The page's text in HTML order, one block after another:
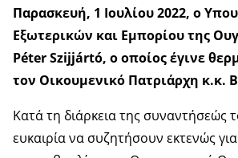
Παρασκευή, 1 Ιουλίου 2022, ο
Εξωτερικών και Εμπορίου της
Péter Szijjártó, ο οποίος έγινε
τον Οικουμενικό Πατριάρχη κ.κ.
Κατά τη διάρκεια της συναντήσεώς
ευκαιρία να συζητήσουν εκτενώς για